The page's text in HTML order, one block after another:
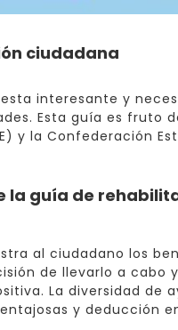
ciudadana
interesante y
Esta guía es fruto
y la Confederación
la guía de
al ciudadano los
de llevarlo a cabo
La diversidad de
y deducción